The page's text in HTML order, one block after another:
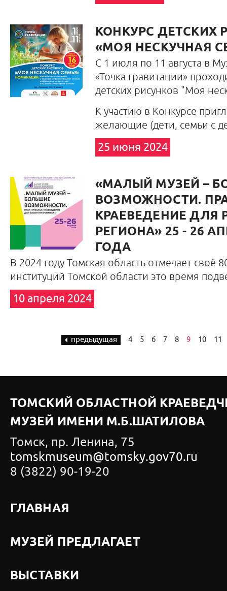
КОНКУРС ДЕТСКИХ
«МОЯ НЕСКУЧНАЯ
С 1 июля по 11 августа в
«Точка гравитации»
детских рисунков "Моя
К участию в Конкурсе
желающие (дети, семьи с
25 июня 2024
«МАЛЫЙ МУЗЕЙ –
ВОЗМОЖНОСТИ.
КРАЕВЕДЕНИЕ ДЛЯ
РЕГИОНА» 25 - 26
ГОДА
В 2024 году Томская область отмечает своё
институций Томской области это время
10 апреля 2024
предыдущая 4 5 6 7 8 9 10 11
ТОМСКИЙ ОБЛАСТНОЙ
МУЗЕЙ ИМЕНИ М.Б.ШАТИЛОВА
Томск, пр. Ленина, 75
tomskmuseum@tomsky.gov70.ru
8 (3822) 90-19-20
ГЛАВНАЯ
МУЗЕЙ ПРЕДЛАГАЕТ
ВЫСТАВКИ